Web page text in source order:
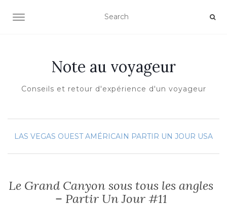
OUVRIR/FERMER LA NAVIGATION
Note au voyageur
Conseils et retour d'expérience d'un voyageur
LAS VEGAS OUEST AMÉRICAIN PARTIR UN JOUR USA
Le Grand Canyon sous tous les angles
– Partir Un Jour #11